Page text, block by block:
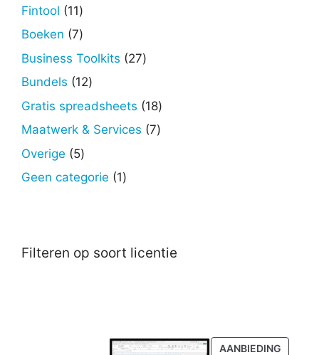
Fintool 1111
producten
Boeken 77
producten
Business Toolkits 2727
Bundels 1212
producten
Gratis spreadsheets 1818
producten
Maatwerk & Services 77
Overige 55
producten
Geen categorie 11
Filteren op soort licentie
AANBIEDING